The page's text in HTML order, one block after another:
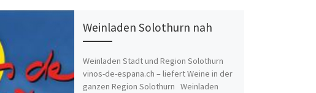
Weinladen Solothurn nah
Weinladen Stadt und Region Solothurn
vinos-de-espana.ch – liefert Weine in der
ganzen Region Solothurn Weinladen